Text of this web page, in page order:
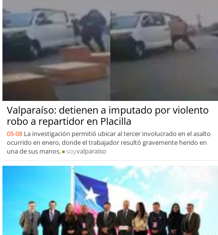
Valparaíso: detienen a imputado por violento
robo a repartidor en Placilla
05-08 La investigación permitió ubicar al tercer involucrado en el asalto
ocurrido en enero, donde el trabajador resultó gravemente herido en
una de sus manos.
soyvalparaiso